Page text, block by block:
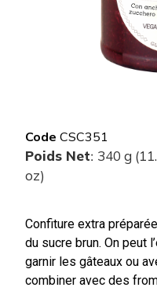
Code CSC351
Poids Net: 340 g
oz)
Confiture extra
du sucre brun. On peut
garnir les gâteaux ou
combiner avec des